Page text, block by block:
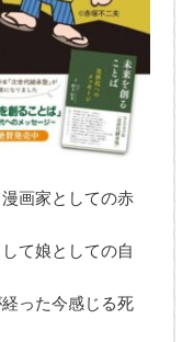
画家としての赤
て娘としての自
った今感じる死